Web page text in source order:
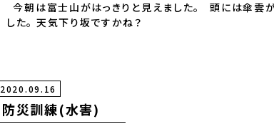
今朝は富士山がはっきりと見えました。 頭には傘雲
2020.09.16
防災訓練(水害)